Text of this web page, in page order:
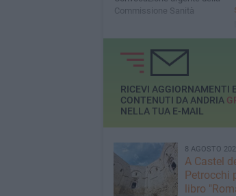
Commissione Sanità
RICEVI AGGIORNAMENTI E
CONTENUTI DA ANDRIA
NELLA TUA E-MAIL
8 AGOSTO
A Castel
Petrocchi
libro